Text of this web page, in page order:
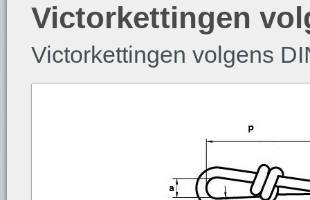
Victorkettingen
Victorkettingen volgens